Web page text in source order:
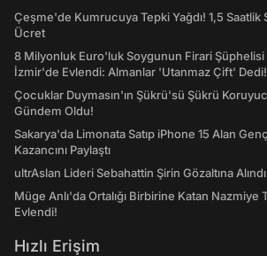
Çeşme'de Kumrucuya Tepki Yağdı! 1,5 Saatlik
Ücret
8 Milyonluk Euro'luk Soygunun Firari Şüphelisi
İzmir'de Evlendi: Almanlar 'Utanmaz Çift' Dedi!
Çocuklar Duymasın'ın Şükrü'sü Şükrü
Gündem Oldu!
Sakarya'da Limonata Satıp iPhone 15 Alan
Kazancını Paylaştı
ultrAslan Lideri Sebahattin Şirin Gözaltına Alındı
Müge Anlı'da Ortalığı Birbirine Katan Nazmiye
Evlendi!
Hızlı Erişim